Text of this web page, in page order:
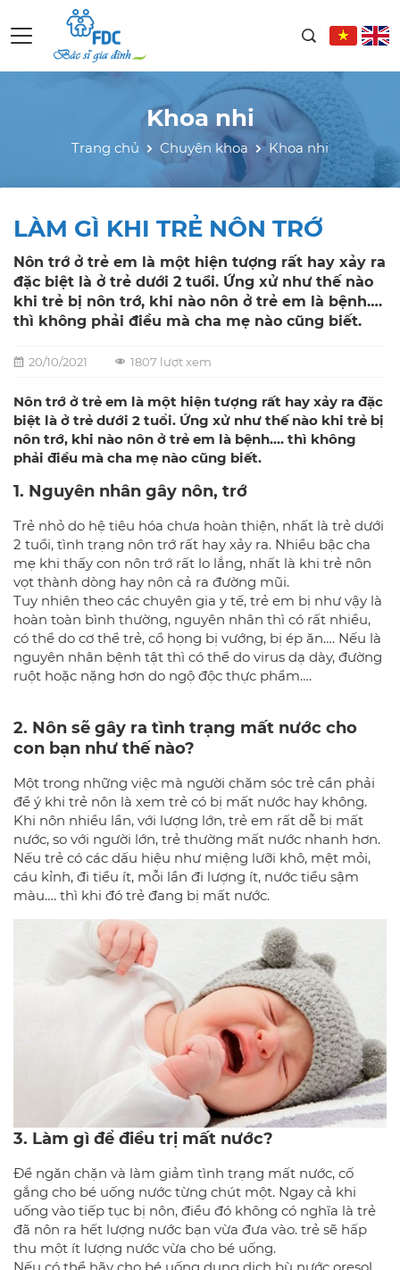
Khoa nhi
Trang chủ Chuyên khoa Khoa nhi
LÀM GÌ KHI TRẺ NÔN TRỚ
Nôn trớ ở trẻ em là một hiện tượng rất hay xảy ra
đặc biệt là ở trẻ dưới 2 tuổi. Ứng xử như thế nào
khi trẻ bị nôn trớ, khi nào nôn ở trẻ em là bệnh….
thì không phải điều mà cha mẹ nào cũng biết.
20/10/2021 1807 lượt xem
Nôn trớ ở trẻ em là một hiện tượng rất hay xảy ra đặc
biệt là ở trẻ dưới 2 tuổi. Ứng xử như thế nào khi trẻ bị
nôn trớ, khi nào nôn ở trẻ em là bệnh…. thì không
phải điều mà cha mẹ nào cũng biết.
1. Nguyên nhân gây nôn, trớ
Trẻ nhỏ do hệ tiêu hóa chưa hoàn thiện, nhất là trẻ dưới
2 tuổi, tình trạng nôn trớ rất hay xảy ra. Nhiều bậc cha
mẹ khi thấy con nôn trớ rất lo lắng, nhất là khi trẻ nôn
vọt thành dòng hay nôn cả ra đường mũi.
Tuy nhiên theo các chuyên gia y tế, trẻ em bị như vậy là
hoàn toàn bình thường, nguyên nhân thì có rất nhiều,
có thể do cơ thể trẻ, cổ họng bị vướng, bị ép ăn…. Nếu là
nguyên nhân bệnh tật thì có thể do virus dạ dày, đường
ruột hoặc nặng hơn do ngộ độc thực phẩm….
2. Nôn sẽ gây ra tình trạng mất nước cho
con bạn như thế nào?
Một trong những việc mà người chăm sóc trẻ cần phải
để ý khi trẻ nôn là xem trẻ có bị mất nước hay không.
Khi nôn nhiều lần, với lượng lớn, trẻ em rất dễ bị mất
nước, so với người lớn, trẻ thường mất nước nhanh hơn.
Nếu trẻ có các dấu hiệu như miệng lưỡi khô, mệt mỏi,
cáu kỉnh, đi tiểu ít, mỗi lần đi lượng ít, nước tiểu sậm
màu…. thì khi đó trẻ đang bị mất nước.
3. Làm gì để điều trị mất nước?
Để ngăn chặn và làm giảm tình trạng mất nước, cố
gắng cho bé uống nước từng chút một. Ngay cả khi
uống vào tiếp tục bị nôn, điều đó không có nghĩa là trẻ
đã nôn ra hết lượng nước bạn vừa đưa vào. trẻ sẽ hấp
thu một ít lượng nước vừa cho bé uống.